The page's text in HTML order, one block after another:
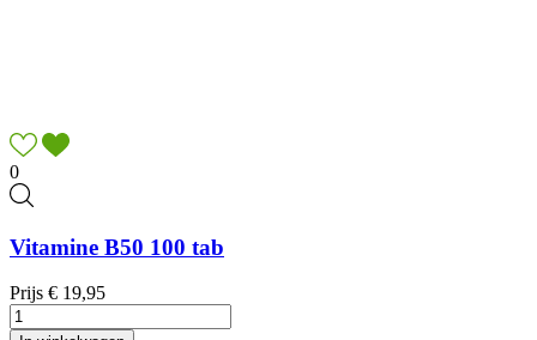
0
Vitamine B50 100 tab
Prijs € 19,95